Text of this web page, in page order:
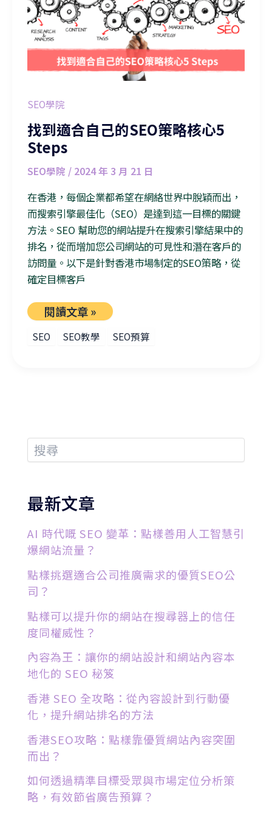
SEO學院
找到適合自己的SEO策略核心5
Steps
SEO學院 / 2024 年 3 月 21 日
在香港，每個企業都希望在網絡世界中脫穎而出，
而搜索引擎最佳化（SEO）是達到這一目標的關鍵
方法。SEO 幫助您的網站提升在搜索引擎結果中的
排名，從而增加您公司網站的可見性和潛在客戶的
訪問量。以下是針對香港市場制定的SEO策略，從
確定目標客戶
閱讀文章 »
SEO SEO教學 SEO預算
最新文章
AI 時代嘅 SEO 變革：點樣善用人工智慧引
爆網站流量？
點樣挑選適合公司推廣需求的優質SEO公
司？
點樣可以提升你的網站在搜尋器上的信任
度同權威性？
內容為王：讓你的網站設計和網站內容本
地化的 SEO 秘笈
香港 SEO 全攻略：從內容設計到行動優
化，提升網站排名的方法
香港SEO攻略：點樣靠優質網站內容突圍
而出？
如何透過精準目標受眾與市場定位分析策
略，有效節省廣告預算？